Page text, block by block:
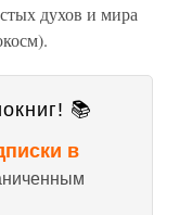
духов и мира
📚
в